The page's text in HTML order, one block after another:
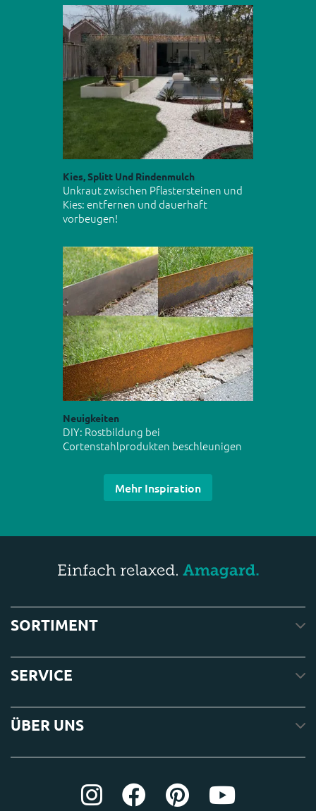
Kies, Splitt Und Rindenmulch
Unkraut zwischen Pflastersteinen und
Kies: entfernen und dauerhaft
vorbeugen!
Neuigkeiten
DIY: Rostbildung bei
Cortenstahlprodukten beschleunigen
Mehr Inspiration
SORTIMENT
SERVICE
ÜBER UNS